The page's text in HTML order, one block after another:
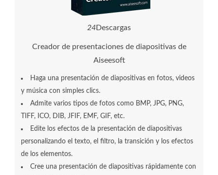
28Descargas
Creador de presentaciones de diapositivas de
Aiseesoft
Haga una presentación de diapositivas en fotos, videos
y música con simples clics.
Admite varios tipos de fotos como BMP, JPG, PNG,
TIFF, ICO, DIB, JFIF, EMF, GIF, etc.
Edite los efectos de la presentación de diapositivas
personalizando el texto, el filtro, la transición y los efectos
de los elementos.
Cree una presentación de diapositivas rápidamente con